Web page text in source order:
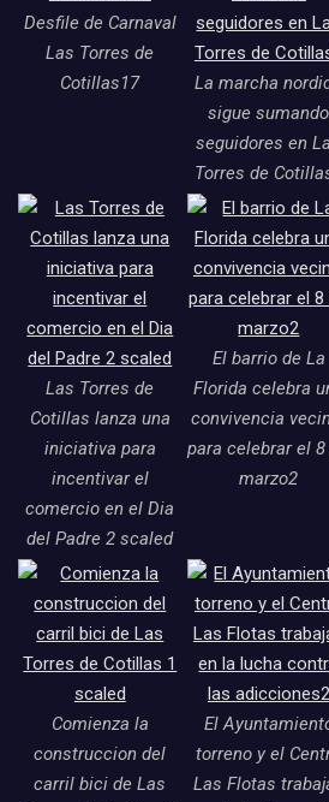
Desfile de Carnaval
Las Torres de
Cotillas17
La marcha
sigue sumando
seguidores en
Torres de
Las Torres de
Cotillas lanza una
iniciativa para
incentivar el
comercio en el Dia
del Padre 2 scaled
El barrio de La
Florida celebra
convivencia
para celebrar el 8
marzo2
Comienza la
construccion del
carril bici de Las
El
torreno y el
Las Flotas